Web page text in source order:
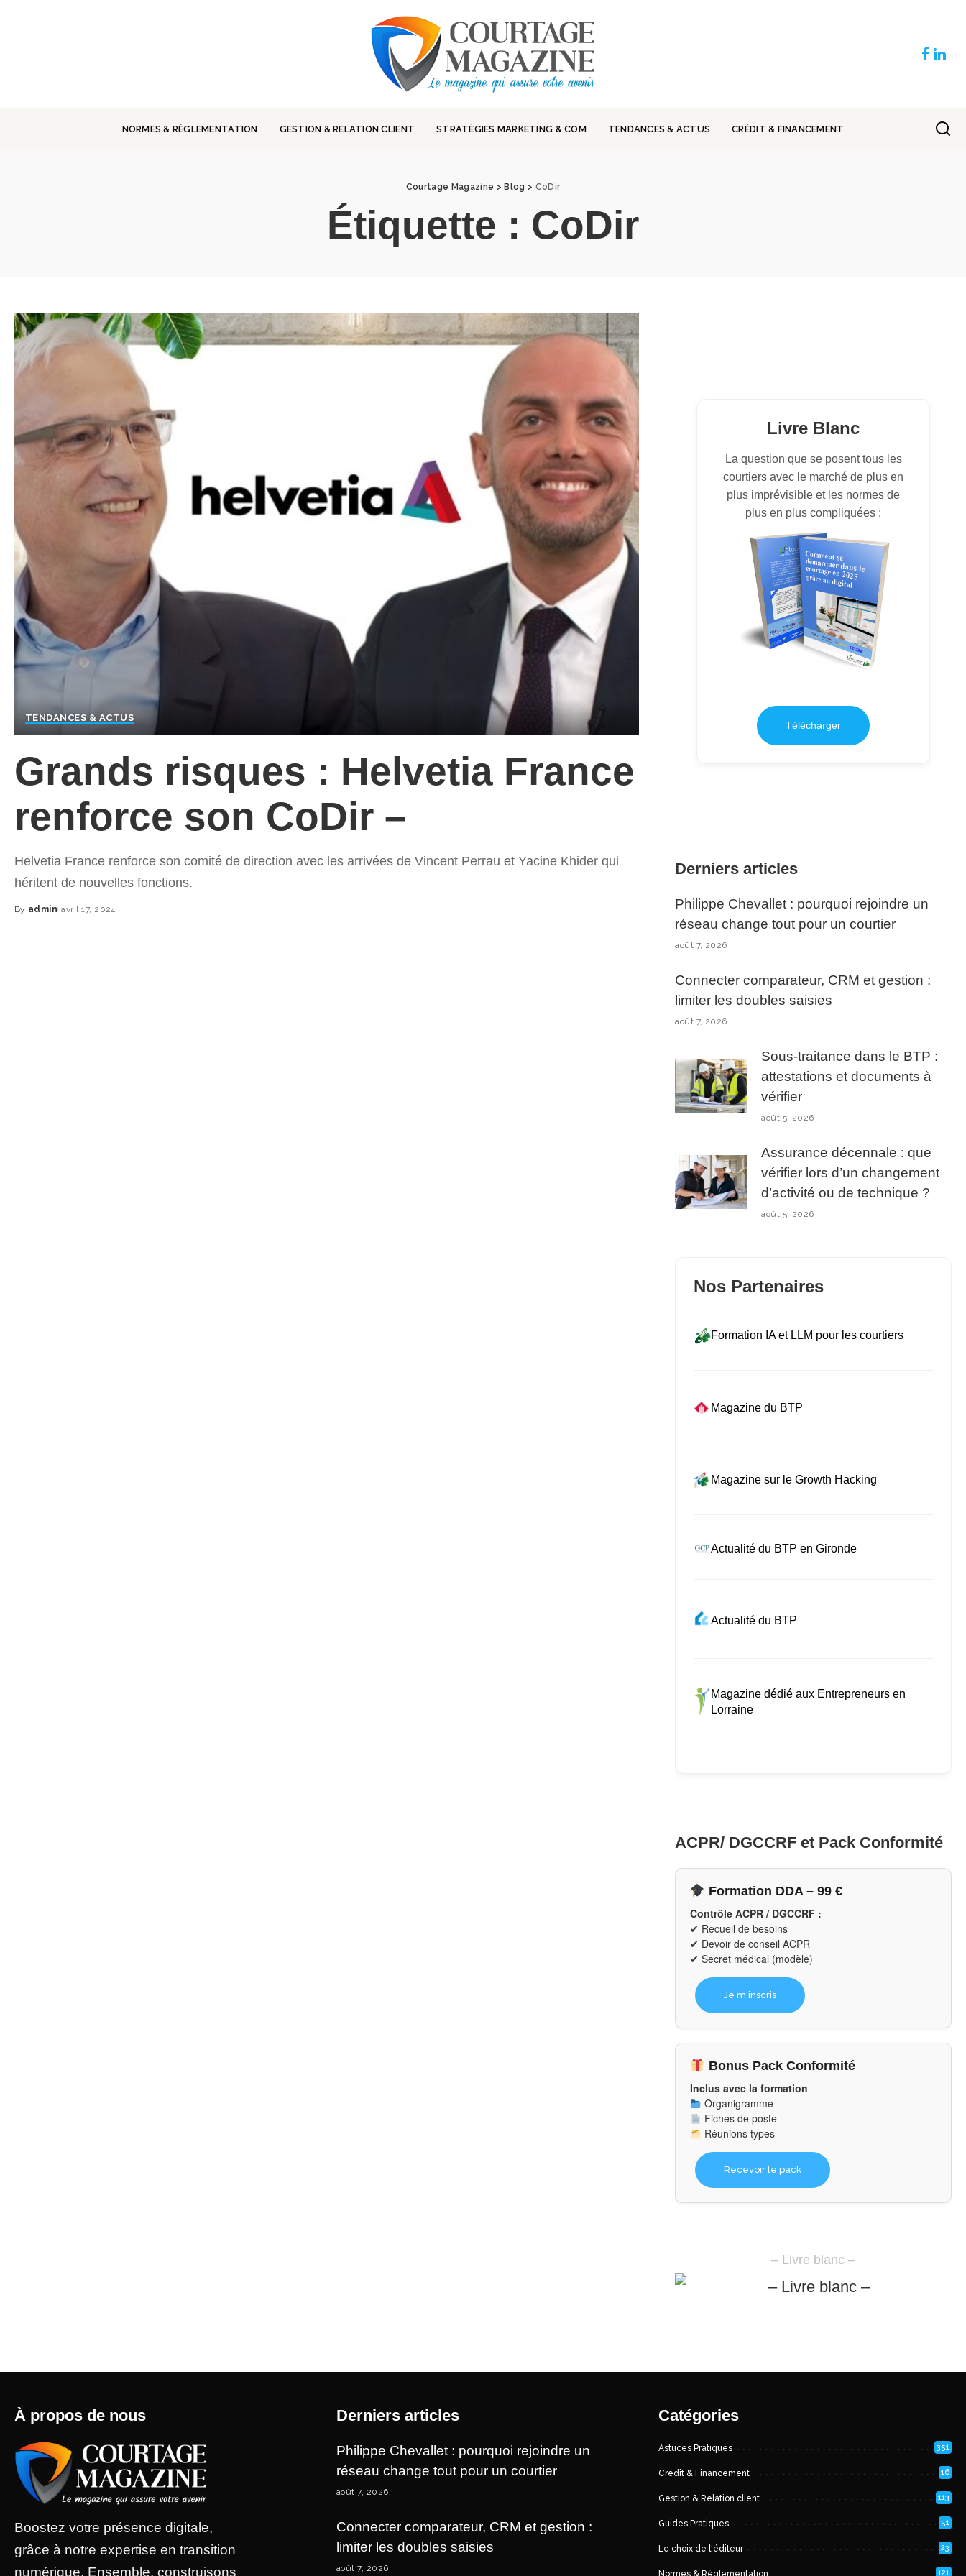
NORMES & RÈGLEMENTATION GESTION & RELATION CLIENT STRATÉGIES MARKETING & COM TENDANCES & ACTUS CRÉDIT & FINANCEMENT
Courtage Magazine > Blog > CoDir
Étiquette : CoDir
TENDANCES & ACTUS
Grands risques : Helvetia France
renforce son CoDir –
Helvetia France renforce son comité de direction avec les arrivées de Vincent Perrau et Yacine Khider qui
héritent de nouvelles fonctions.
Posted
By admin avril 17, 2024
Livre Blanc
La question que se posent tous les
courtiers avec le marché de plus en
plus imprévisible et les normes de
plus en plus compliquées :
Télécharger
Derniers articles
Philippe Chevallet : pourquoi rejoindre un
réseau change tout pour un courtier
août 7, 2026
Connecter comparateur, CRM et gestion :
limiter les doubles saisies
août 7, 2026
Sous-traitance dans le BTP :
attestations et documents à
vérifier
août 5, 2026
Assurance décennale : que
vérifier lors d’un changement
d’activité ou de technique ?
août 5, 2026
Nos Partenaires
Formation IA et LLM pour les courtiers
Magazine du BTP
Magazine sur le Growth Hacking
Actualité du BTP en Gironde
Actualité du BTP
Magazine dédié aux Entrepreneurs en
Lorraine
ACPR/ DGCCRF et Pack Conformité
Formation DDA – 99 €
Contrôle ACPR / DGCCRF :
✔ Recueil de besoins
✔ Devoir de conseil ACPR
✔ Secret médical (modèle)
Je m'inscris
Bonus Pack Conformité
Inclus avec la formation
Organigramme
Fiches de poste
Réunions types
Recevoir le pack
– Livre blanc –
À propos de nous
Boostez votre présence digitale,
grâce à notre expertise en transition
numérique. Ensemble, construisons
Derniers articles
Philippe Chevallet : pourquoi rejoindre un
réseau change tout pour un courtier
août 7, 2026
Connecter comparateur, CRM et gestion :
limiter les doubles saisies
août 7, 2026
Catégories
Astuces Pratiques 351
Crédit & Financement 16
Gestion & Relation client 113
Guides Pratiques 51
Le choix de l'éditeur 23
121